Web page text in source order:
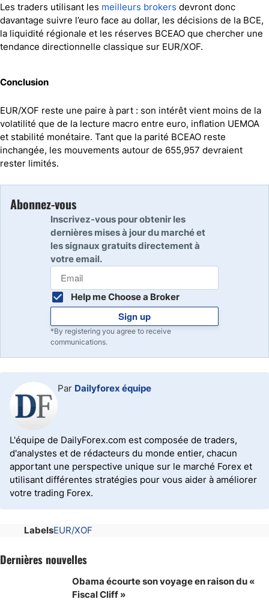
Les traders utilisant les meilleurs brokers devront donc
davantage suivre l’euro face au dollar, les décisions de la BCE,
la liquidité régionale et les réserves BCEAO que chercher une
tendance directionnelle classique sur EUR/XOF.
Conclusion
EUR/XOF reste une paire à part : son intérêt vient moins de la
volatilité que de la lecture macro entre euro, inflation UEMOA
et stabilité monétaire. Tant que la parité BCEAO reste
inchangée, les mouvements autour de 655,957 devraient
rester limités.
Abonnez-vous
Inscrivez-vous pour obtenir les
dernières mises à jour du marché et
les signaux gratuits directement à
votre email.
Help me Choose a Broker
Sign up
*By registering you agree to receive
communications.
Par Dailyforex équipe
L'équipe de DailyForex.com est composée de traders,
d'analystes et de rédacteurs du monde entier, chacun
apportant une perspective unique sur le marché Forex et
utilisant différentes stratégies pour vous aider à améliorer
votre trading Forex.
LabelsEUR/XOF
Dernières nouvelles
Obama écourte son voyage en raison du «
Fiscal Cliff »